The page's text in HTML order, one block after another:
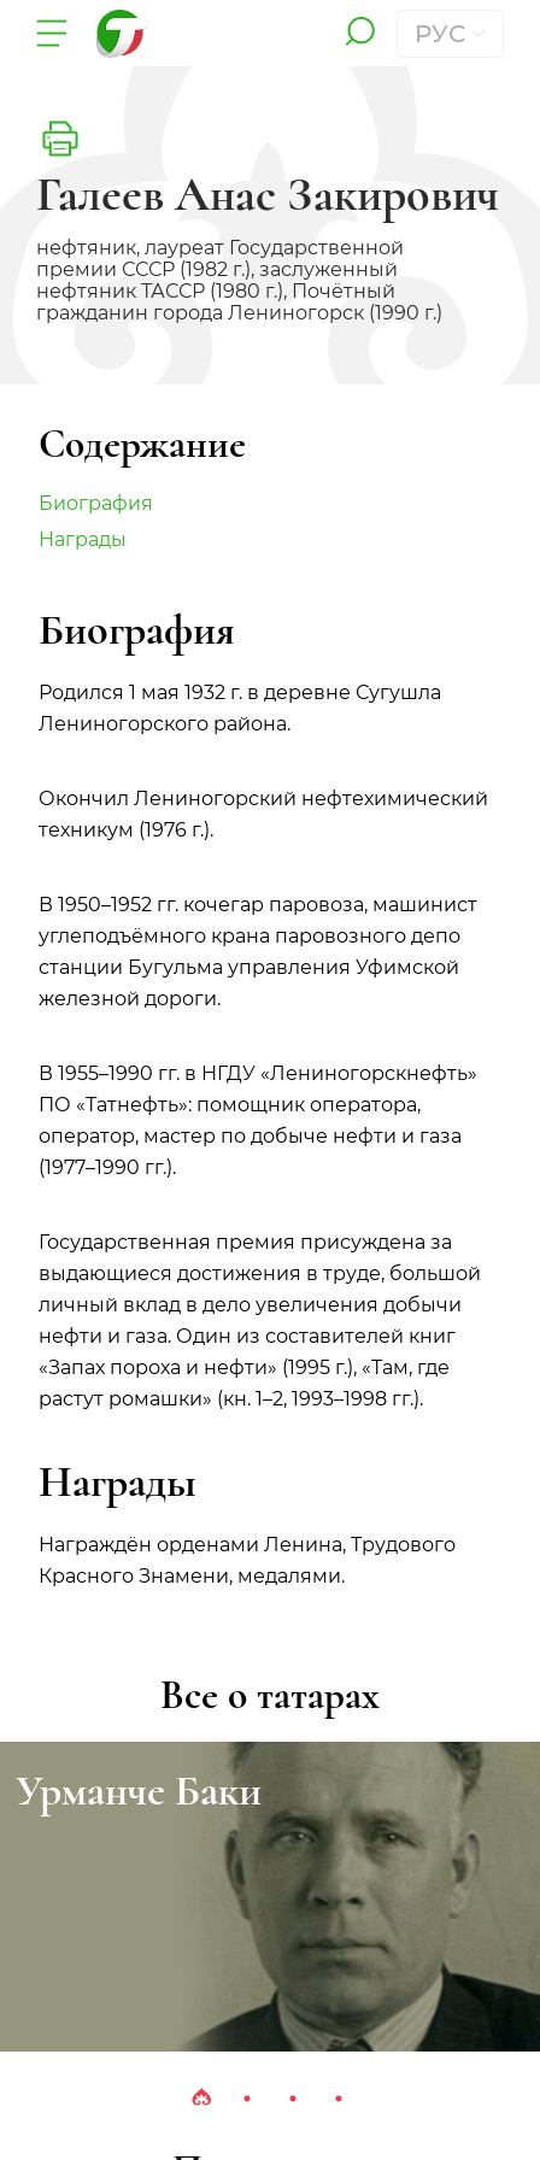
РУС
Галеев Анас Закирович
нефтяник, лауреат Государственной
премии СССР (1982 г.), заслуженный
нефтяник ТАССР (1980 г.), Почётный
гражданин города Лениногорск (1990 г.)
Содержание
Биография
Награды
Биография
Родился 1 мая 1932 г. в деревне Сугушла
Лениногорского района.
Окончил Лениногорский нефтехимический
техникум (1976 г.).
В 1950–1952 гг. кочегар паровоза, машинист
углеподъёмного крана паровозного депо
станции Бугульма управления Уфимской
железной дороги.
В 1955–1990 гг. в НГДУ «Лениногорскнефть»
ПО «Татнефть»: помощник оператора,
оператор, мастер по добыче нефти и газа
(1977–1990 гг.).
Государственная премия присуждена за
выдающиеся достижения в труде, большой
личный вклад в дело увеличения добычи
нефти и газа. Один из составителей книг
«Запах пороха и нефти» (1995 г.), «Там, где
растут ромашки» (кн. 1–2, 1993–1998 гг.).
Награды
Награждён орденами Ленина, Трудового
Красного Знамени, медалями.
Все о татарах
Урманче Баки